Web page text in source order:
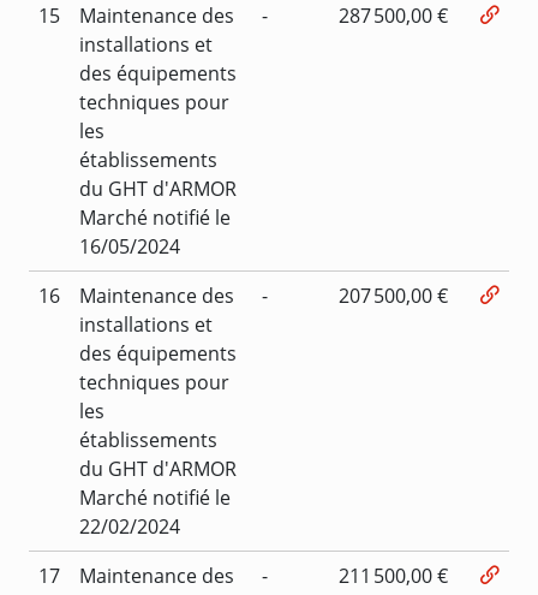
15
Maintenance des
installations et
des équipements
techniques pour
les
établissements
du GHT d'ARMOR
Marché notifié le
16/05/2024
- 287 500,00 €
16
Maintenance des
installations et
des équipements
techniques pour
les
établissements
du GHT d'ARMOR
Marché notifié le
22/02/2024
- 207 500,00 €
17
Maintenance des
- 211 500,00 €